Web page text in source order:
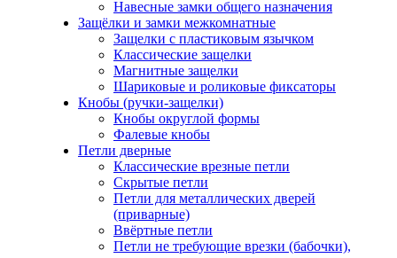
Навесные замки общего назначения
Защёлки и замки межкомнатные
Защелки с пластиковым язычком
Классические защелки
Магнитные защелки
Шариковые и роликовые фиксаторы
Кнобы (ручки-защелки)
Кнобы округлой формы
Фалевые кнобы
Петли дверные
Классические врезные петли
Скрытые петли
Петли для металлических дверей
(приварные)
Ввёртные петли
Петли не требующие врезки (бабочки),